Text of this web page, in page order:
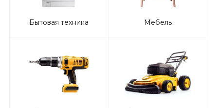
Бытовая техника Мебель